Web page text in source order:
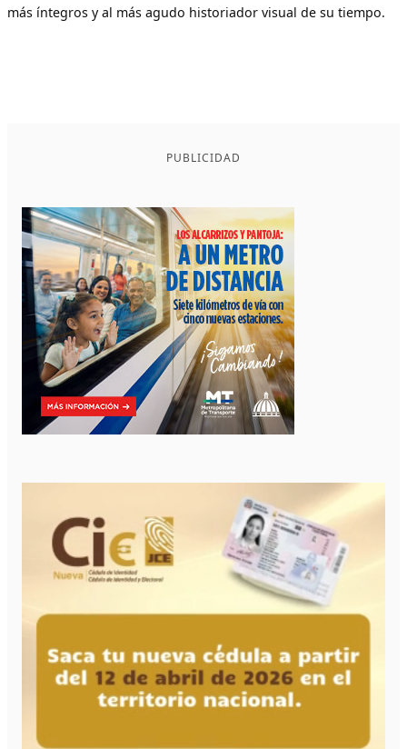
más íntegros y al más agudo historiador visual de su tiempo.
PUBLICIDAD